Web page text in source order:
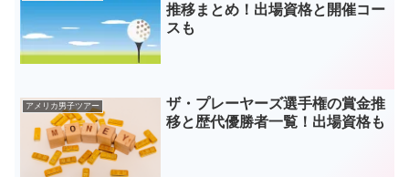
推移まとめ！出場資格と開催コー
スも
アメリカ男子ツアー
ザ・プレーヤーズ選手権の賞金推
移と歴代優勝者一覧！出場資格も